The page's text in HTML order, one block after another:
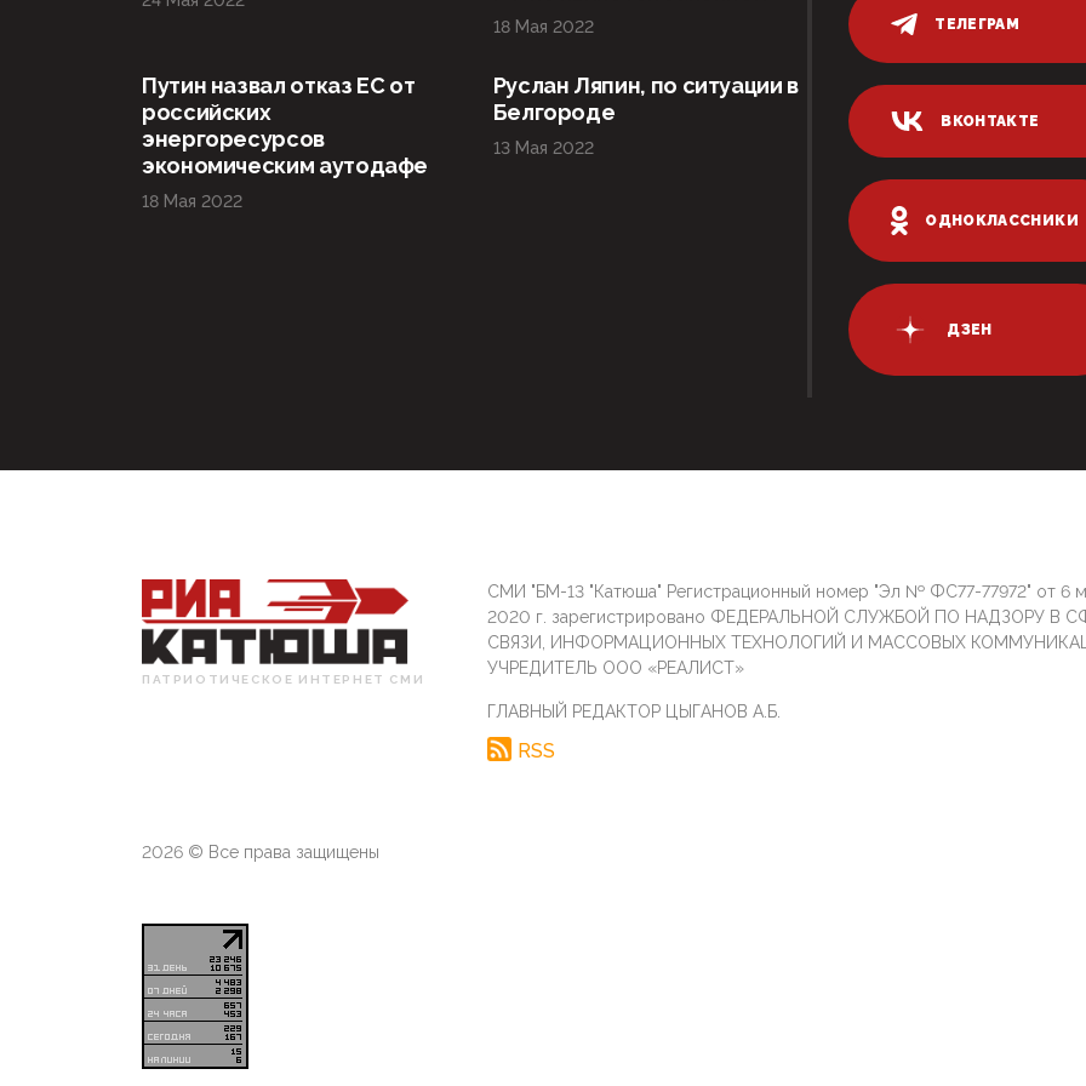
18 Мая 2022
Путин назвал отказ ЕС от
российских
энергоресурсов
экономическим аутодафе
18 Мая 2022
Руслан Ляпин, по ситуации в
Белгороде
13 Мая 2022
ТЕЛЕГРАМ
ВКОНТАКТЕ
ОДНОКЛАССНИКИ
ДЗЕН
ПАТРИОТИЧЕСКОЕ ИНТЕРНЕТ СМИ
СМИ "БМ-13 "Катюша" Регистрационный номер "Эл № ФС77-77972" от 6
2020 г. зарегистрировано ФЕДЕРАЛЬНОЙ СЛУЖБОЙ ПО НАДЗОРУ В
СВЯЗИ, ИНФОРМАЦИОННЫХ ТЕХНОЛОГИЙ И МАССОВЫХ
УЧРЕДИТЕЛЬ ООО «РЕАЛИСТ»
ГЛАВНЫЙ РЕДАКТОР ЦЫГАНОВ А.Б.
RSS
2026 © Все права защищены